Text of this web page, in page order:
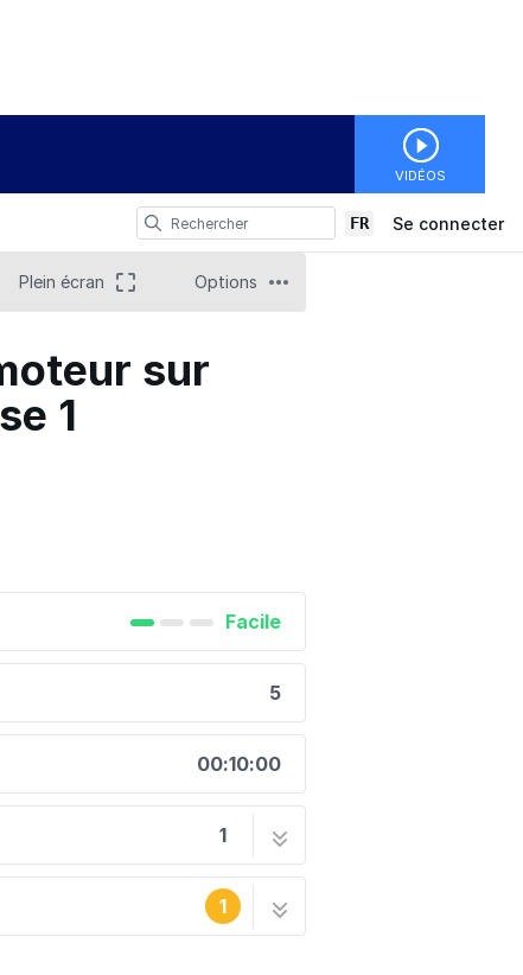
VIDÉOS
FR Se connecter
Plein écran Options
sur
1
Facile
5
00:10:00
1
5 étapes
1